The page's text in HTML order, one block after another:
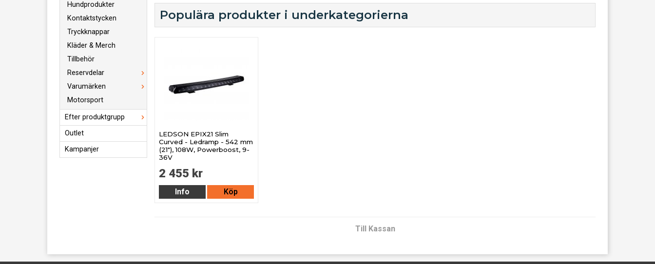
Hundprodukter
Kontaktstycken
Tryckknappar
Kläder & Merch
Tillbehör
Reservdelar
Varumärken
Motorsport
Efter produktgrupp
Outlet
Kampanjer
Populära produkter i underkategorierna
LEDSON EPIX21 Slim
Curved - Ledramp - 542 mm
(21"), 108W, Powerboost, 9-
36V
2 455 kr
Info Köp
Till Kassan